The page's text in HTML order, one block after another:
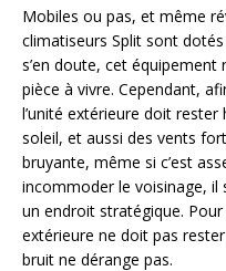
Mobiles ou pas, et même
climatiseurs Split sont
s’en doute, cet équipement
pièce à vivre. Cependant,
l’unité extérieure doit
soleil, et aussi des vents
bruyante, même si c’est
incommoder le voisinage,
un endroit stratégique.
extérieure ne doit pas
bruit ne dérange pas.